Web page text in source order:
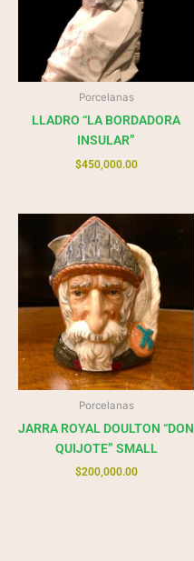
Porcelanas
LLADRO “LA BORDADORA
INSULAR”
$450,000.00
Porcelanas
JARRA ROYAL DOULTON “DON
QUIJOTE” SMALL
$200,000.00